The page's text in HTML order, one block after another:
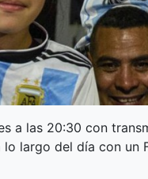
a las 20:30 con
largo del día con un